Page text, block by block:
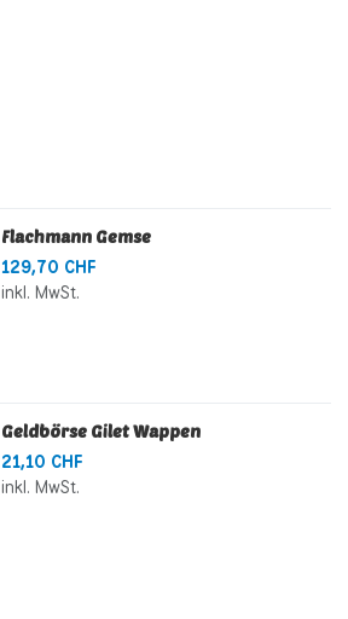
Flachmann Gemse
129,70 CHF
inkl. MwSt.
Geldbörse Gilet Wappen
21,10 CHF
inkl. MwSt.